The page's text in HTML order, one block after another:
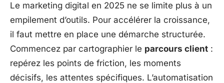
Le marketing digital en 2025 ne se limite plus à un
empilement d’outils. Pour accélérer la croissance,
il faut mettre en place une démarche structurée.
Commencez par cartographier le parcours client :
repérez les points de friction, les moments
décisifs, les attentes spécifiques. L’automatisation